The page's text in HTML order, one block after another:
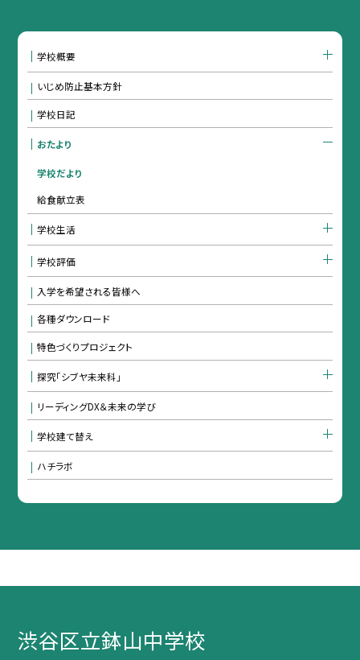
学校概要
いじめ防止基本方針
学校日記
おたより
学校だより
給食献立表
学校生活
学校評価
入学を希望される皆様へ
各種ダウンロード
特色づくりプロジェクト
探究「シブヤ未来科」
リーディングDX＆未来の学び
学校建て替え
ハチラボ
渋谷区立鉢山中学校